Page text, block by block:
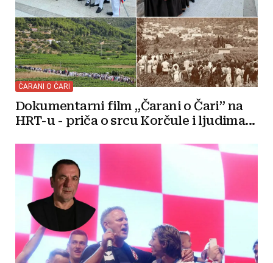
ČARANI O ČARI
Dokumentarni film „Čarani o Čari” na
HRT-u - priča o srcu Korčule i ljudima...